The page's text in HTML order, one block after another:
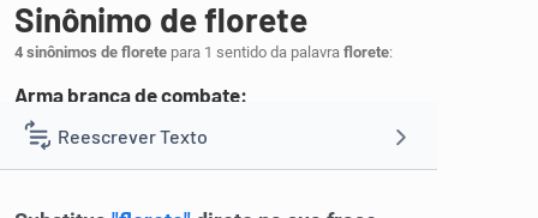
Reescrever Texto
Sinônimo de florete
4 sinônimos de florete para 1 sentido da palavra florete:
Arma branca de combate:
1 espada,sabre,espadim